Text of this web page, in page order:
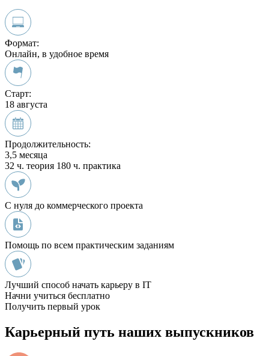
Формат:
Онлайн, в удобное время
Старт:
18 августа
Продолжительность:
3,5 месяца
32 ч. теория 180 ч. практика
С нуля до коммерческого проекта
Помощь по всем практическим заданиям
Лучший способ начать карьеру в IT
Начни учиться бесплатно
Получить первый урок
Карьерный путь наших выпускников